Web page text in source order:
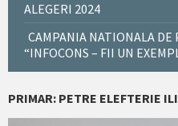
ALEGERI 2024
CAMPANIA NATIONALA
“INFOCONS – FII UN
PRIMAR: PETRE ELEFTERIE